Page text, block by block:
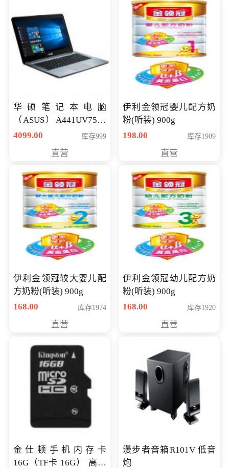
华硕笔记本电脑
（ASUS）A441UV7500
顽石（7代i7-7500U 4G
4099.00 库存999
直营
伊利金领冠婴儿配方奶
粉(听装) 900g
198.00
库存1909
直营
伊利金领冠较大婴儿配
方奶粉(听装) 900g
168.00
库存1974
直营
伊利金领冠幼儿配方奶
粉(听装) 900g
168.00
库存1920
直营
金仕顿手机内存卡
16G（TF卡 16G） 高速
漫步者音箱R101V 低音
炮